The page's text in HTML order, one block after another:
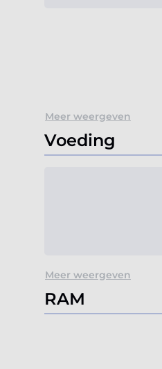
Meer weergeven
Voeding
Meer weergeven
RAM